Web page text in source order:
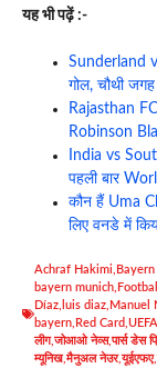
यह भी पढ़ें :-
Sunderland
गोल, चौथी जगह
Rajasthan
Robinson
India vs
पहली बार
कौन हैं Uma
लिए वनडे में
Achraf Hakimi
bayern munich Football
Díaz luis diaz Manuel
bayern Red Card UEFA
लीग,जोआओ नेव्स,पार्स डेस
म्यूनिख,मैनुअल नेउर,यूईएफए,